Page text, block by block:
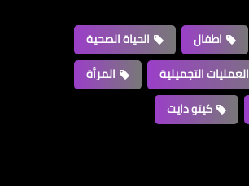
اطفال
الحياة الصحية
العمليات التجميلية
المرأة
كيتو دايت